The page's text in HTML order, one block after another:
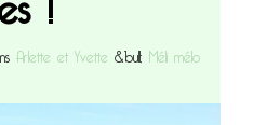
Arlette et Yvette &bull; Méli mélo